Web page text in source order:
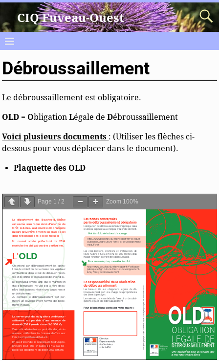
CIQ Fuveau-Ouest
Débroussaillement
Le débroussaillement est obligatoire.
OLD = ObligationLégale deDébroussaillement
Voici plusieurs documents : (Utiliser les flèches ci-
dessous pour vous déplacer dans le document).
Plaquette des OLD
Page 1 / 2 Zoom 100%